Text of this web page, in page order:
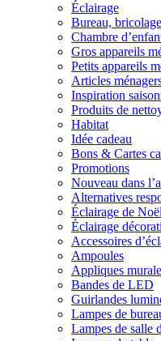
Éclairage
Bureau,
Chambre
Gros appareils
Petits appareils
Articles
Inspiration
Produits de
Habitat
Idée cadeau
Bons & Cartes
Promotions
Nouveau dans
Alternatives
Éclairage de Noël
Éclairage
Accessoires
Ampoules
Appliques
Bandes de LED
Guirlandes
Lampes de
Lampes de salle